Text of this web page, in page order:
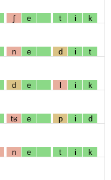
ʃ e t i k
n e d i t
d e l i k
tʁ e p i d
n e t i k